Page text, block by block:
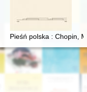
damom... Chopin i
Pieśń polska : Chopin,